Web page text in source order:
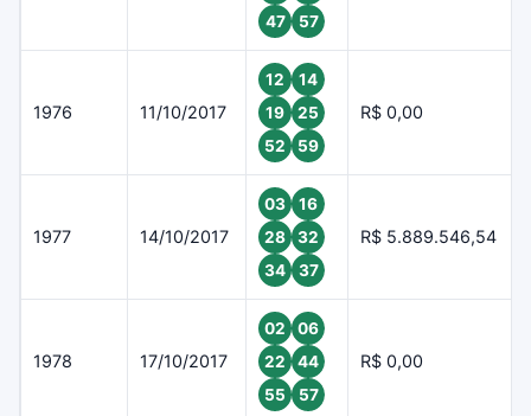
47
57
1976 11/10/2017
12
14
19
25
52
59
R$ 0,00
1977 14/10/2017
03
16
28
32
34
37
R$ 5.889.546,54
1978 17/10/2017
02
06
22
44
55
57
R$ 0,00